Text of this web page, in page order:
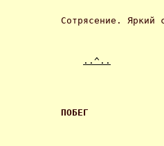
Сотрясение. Яркий
..^..
ПОБЕГ